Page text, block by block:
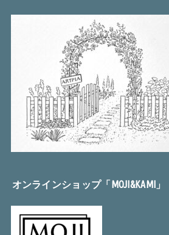
オンラインショップ「MOJI&KAMI」